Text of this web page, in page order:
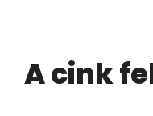
A cink